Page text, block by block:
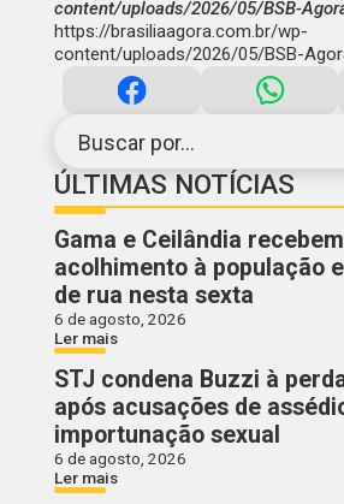
Buscar por...
ÚLTIMAS NOTÍCIAS
Gama e Ceilândia
acolhimento à população
de rua nesta sexta
6 de agosto, 2026
Ler mais
STJ condena Buzzi à
após acusações de
importunação sexual
6 de agosto, 2026
Ler mais
content/uploads/2026/05/BSB-
https://brasiliaagora.com.br/wp-
content/uploads/2026/05/BSB-